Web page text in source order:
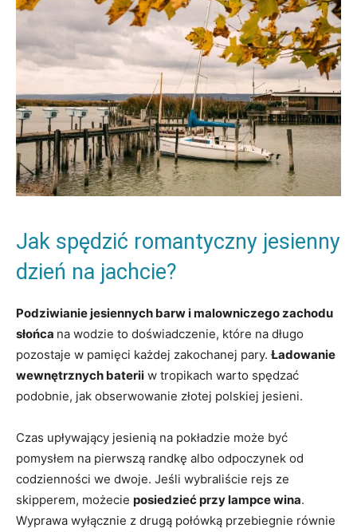
Jak spędzić romantyczny jesienny
dzień na jachcie?
Podziwianie jesiennych barw i malowniczego zachodu
słońca na wodzie to doświadczenie, które na długo
pozostaje w pamięci każdej zakochanej pary. Ładowanie
wewnętrznych baterii w tropikach warto spędzać
podobnie, jak obserwowanie złotej polskiej jesieni.
Czas upływający jesienią na pokładzie może być
pomysłem na pierwszą randkę albo odpoczynek od
codzienności we dwoje. Jeśli wybraliście rejs ze
skipperem, możecie posiedzieć przy lampce wina.
Wyprawa wyłącznie z drugą połówką przebiegnie równie